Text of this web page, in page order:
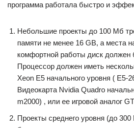
программа работала быстро и
Небольшие проекты до 100 Мб
памяти не менее 16 GB, а места
комфортной работы диск должен
Процессор должен иметь
Xeon E5 начального уровня ( E5-
Видеокарта Nvidia Quadro
m2000) , или ее игровой аналог
Проекты среднего уровня (до